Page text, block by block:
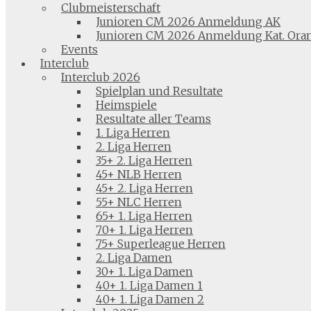
Clubmeisterschaft
Junioren CM 2026 Anmeldung AK
Junioren CM 2026 Anmeldung Kat.
Events
Interclub
Interclub 2026
Spielplan und Resultate
Heimspiele
Resultate aller Teams
1. Liga Herren
2. Liga Herren
35+ 2. Liga Herren
45+ NLB Herren
45+ 2. Liga Herren
55+ NLC Herren
65+ 1. Liga Herren
70+ 1. Liga Herren
75+ Superleague Herren
2. Liga Damen
30+ 1. Liga Damen
40+ 1. Liga Damen 1
40+ 1. Liga Damen 2